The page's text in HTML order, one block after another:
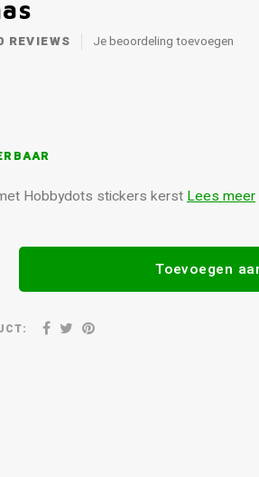
REVIEWS Je beoordeling toevoegen
Hobbydots stickers kerstLees meer
Toevoegen